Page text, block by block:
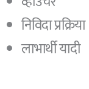
निविदा प्रक्रिया
लाभार्थी यादी